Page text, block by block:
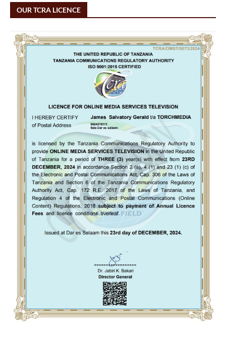
OUR TCRA LICENCE